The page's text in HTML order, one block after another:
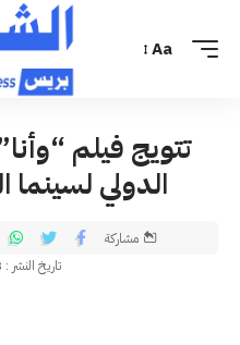
Aa
تتويج فيلم
الدولي لسينما
تاريخ النشر : 10/07/2013
مشاركة